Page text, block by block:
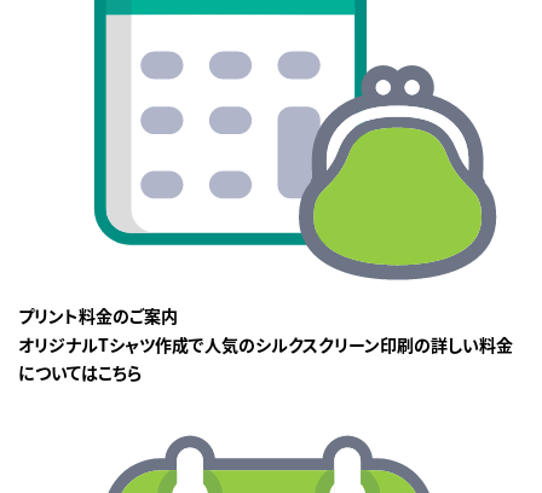
プリント料金のご案内
オリジナルTシャツ作成で人気のシルクスクリーン印刷の詳しい料金
についてはこちら